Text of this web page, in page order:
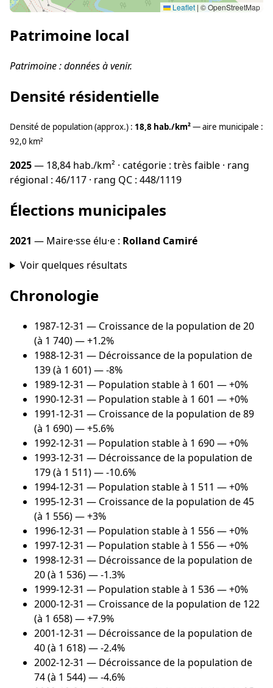
Leaflet | © OpenStreetMap
Patrimoine local
Patrimoine : données à venir.
Densité résidentielle
Densité de population (approx.) : 18,8 hab./km²— aire municipale :
92,0 km²
2025— 18,84 hab./km² · catégorie : très faible · rang
régional : 46/117 · rang QC : 448/1119
Élections municipales
2021 — Maire·sse élu·e : Rolland Camiré
Voir quelques résultats
Chronologie
1987-12-31 — Croissance de la population de 20
(à 1 740) — +1.2%
1988-12-31 — Décroissance de la population de
139 (à 1 601) — -8%
1989-12-31 — Population stable à 1 601 — +0%
1990-12-31 — Population stable à 1 601 — +0%
1991-12-31 — Croissance de la population de 89
(à 1 690) — +5.6%
1992-12-31 — Population stable à 1 690 — +0%
1993-12-31 — Décroissance de la population de
179 (à 1 511) — -10.6%
1994-12-31 — Population stable à 1 511 — +0%
1995-12-31 — Croissance de la population de 45
(à 1 556) — +3%
1996-12-31 — Population stable à 1 556 — +0%
1997-12-31 — Population stable à 1 556 — +0%
1998-12-31 — Décroissance de la population de
20 (à 1 536) — -1.3%
1999-12-31 — Population stable à 1 536 — +0%
2000-12-31 — Croissance de la population de 122
(à 1 658) — +7.9%
2001-12-31 — Décroissance de la population de
40 (à 1 618) — -2.4%
2002-12-31 — Décroissance de la population de
74 (à 1 544) — -4.6%